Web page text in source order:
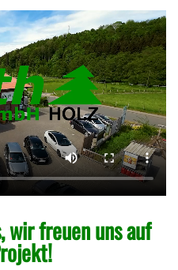
wir freuen uns auf